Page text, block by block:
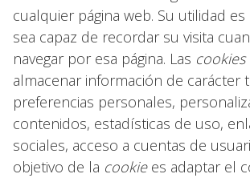
cualquier página web. Su utilidad
sea capaz de recordar su visita
navegar por esa página. Las cookies
almacenar información de carácter
preferencias personales,
contenidos, estadísticas de uso,
sociales, acceso a cuentas de
objetivo de la cookiees adaptar el